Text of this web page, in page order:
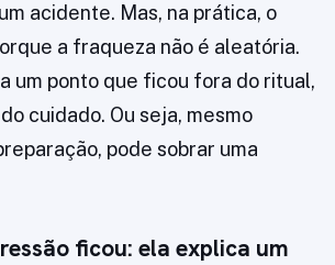
acidente. Mas, na prática, o
a fraqueza não é aleatória.
um ponto que ficou fora do ritual,
cuidado. Ou seja, mesmo
pode sobrar uma
ficou: ela explica um